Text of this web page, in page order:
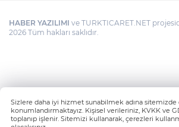
HABER YAZILIMI ve TURKTICARET.NET
2026 Tüm hakları saklıdır.
Sizlere daha iyi hizmet sunabilmek adına sitemizde
konumlandırmaktayız. Kişisel verileriniz, KVKK ve
toplanıp işlenir. Sitemizi kullanarak, çerezleri